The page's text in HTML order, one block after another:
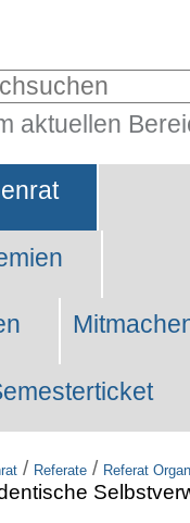
aktuellen
/ Referate / Referat